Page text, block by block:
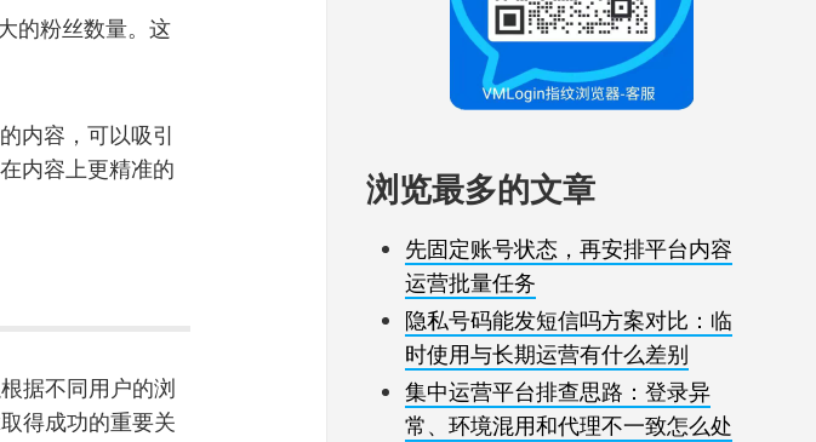
的粉丝数量。这
内容，可以吸引
内容上更精准的
据不同用户的浏
得成功的重要关
浏览最多的文章
先固定账号状态，再安排平台内容
运营批量任务
隐私号码能发短信吗方案对比：临
时使用与长期运营有什么差别
集中运营平台排查思路：登录异
常、环境混用和代理不一致怎么处